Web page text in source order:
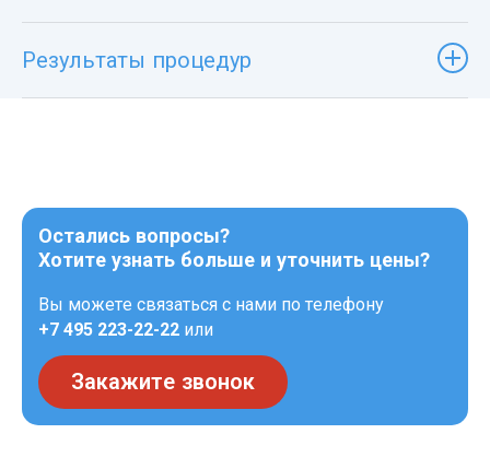
Результаты процедур
Остались вопросы?
Хотите узнать больше и уточнить цены?
Вы можете связаться с нами по телефону
+7 495 223-22-22 или
Закажите звонок